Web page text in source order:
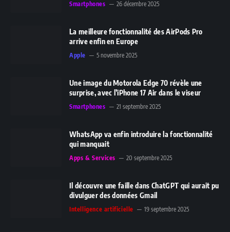
Smartphones 26 décembre 2025
La meilleure fonctionnalité des AirPods Pro
arrive enfin en Europe
Apple 5 novembre 2025
Une image du Motorola Edge 70 révèle une
surprise, avec l’iPhone 17 Air dans le viseur
Smartphones 21 septembre 2025
WhatsApp va enfin introduire la fonctionnalité
qui manquait
Apps & Services 20 septembre 2025
Il découvre une faille dans ChatGPT qui aurait pu
divulguer des données Gmail
Intelligence artificielle 19 septembre 2025